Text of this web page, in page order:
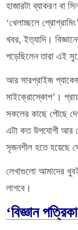
হাজারটা ব্যাকরণ বা
‘খেলাচ্ছলে
খবর, ইত্যাদি।
পড়েছিলেন তারা এই
আর সারপ্রাইজ
মাইক্রোস্কোপ’।
সকলের কাছে পৌছে
এটা কত উপযোগী আর
সৃজনশীল হতে হয়েছে
লেখাগুলো আমাদের
লাগবে।
‘বিজ্ঞান